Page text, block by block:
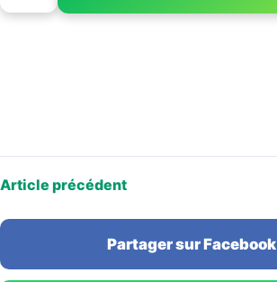
Article précédent
Partager sur Facebook